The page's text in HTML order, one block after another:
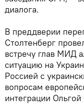
диалога.
В преддверии
Столтенберг
встречу глав МИД
ситуацию на
Россией с
вопросам
интеграции